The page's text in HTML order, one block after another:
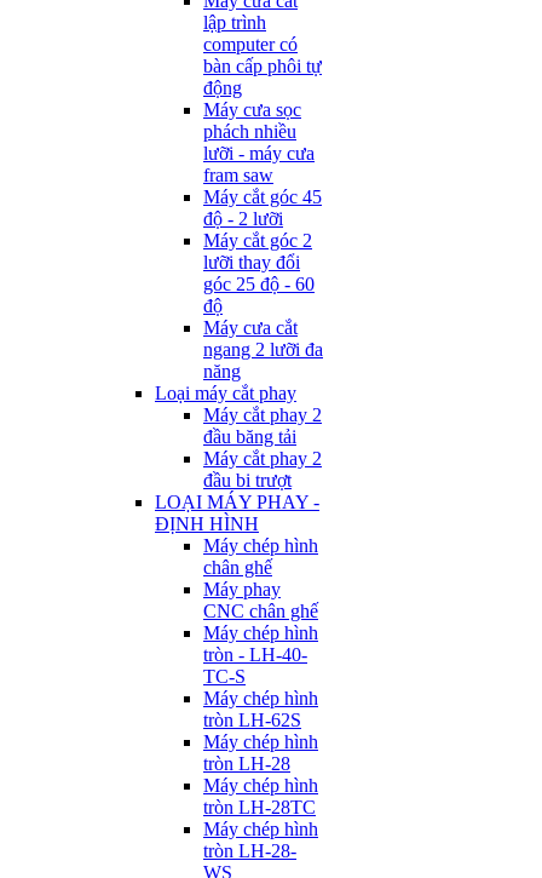
lập trình
computer có
bàn cấp phôi tự
động
Máy cưa sọc
phách nhiều
lưỡi - máy cưa
fram saw
Máy cắt góc 45
độ - 2 lưỡi
Máy cắt góc 2
lưỡi thay đổi
góc 25 độ - 60
độ
Máy cưa cắt
ngang 2 lưỡi đa
năng
Loại máy cắt phay
Máy cắt phay 2
đầu băng tải
Máy cắt phay 2
đầu bi trượt
LOẠI MÁY PHAY -
ĐỊNH HÌNH
Máy chép hình
chân ghế
Máy phay
CNC chân ghế
Máy chép hình
tròn - LH-40-
TC-S
Máy chép hình
tròn LH-62S
Máy chép hình
tròn LH-28
Máy chép hình
tròn LH-28TC
Máy chép hình
tròn LH-28-
WS